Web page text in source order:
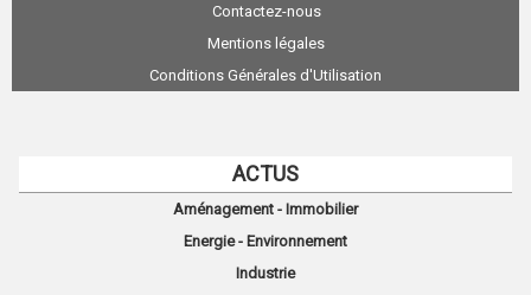
Contactez-nous
Mentions légales
Conditions Générales d'Utilisation
ACTUS
Aménagement - Immobilier
Energie - Environnement
Industrie